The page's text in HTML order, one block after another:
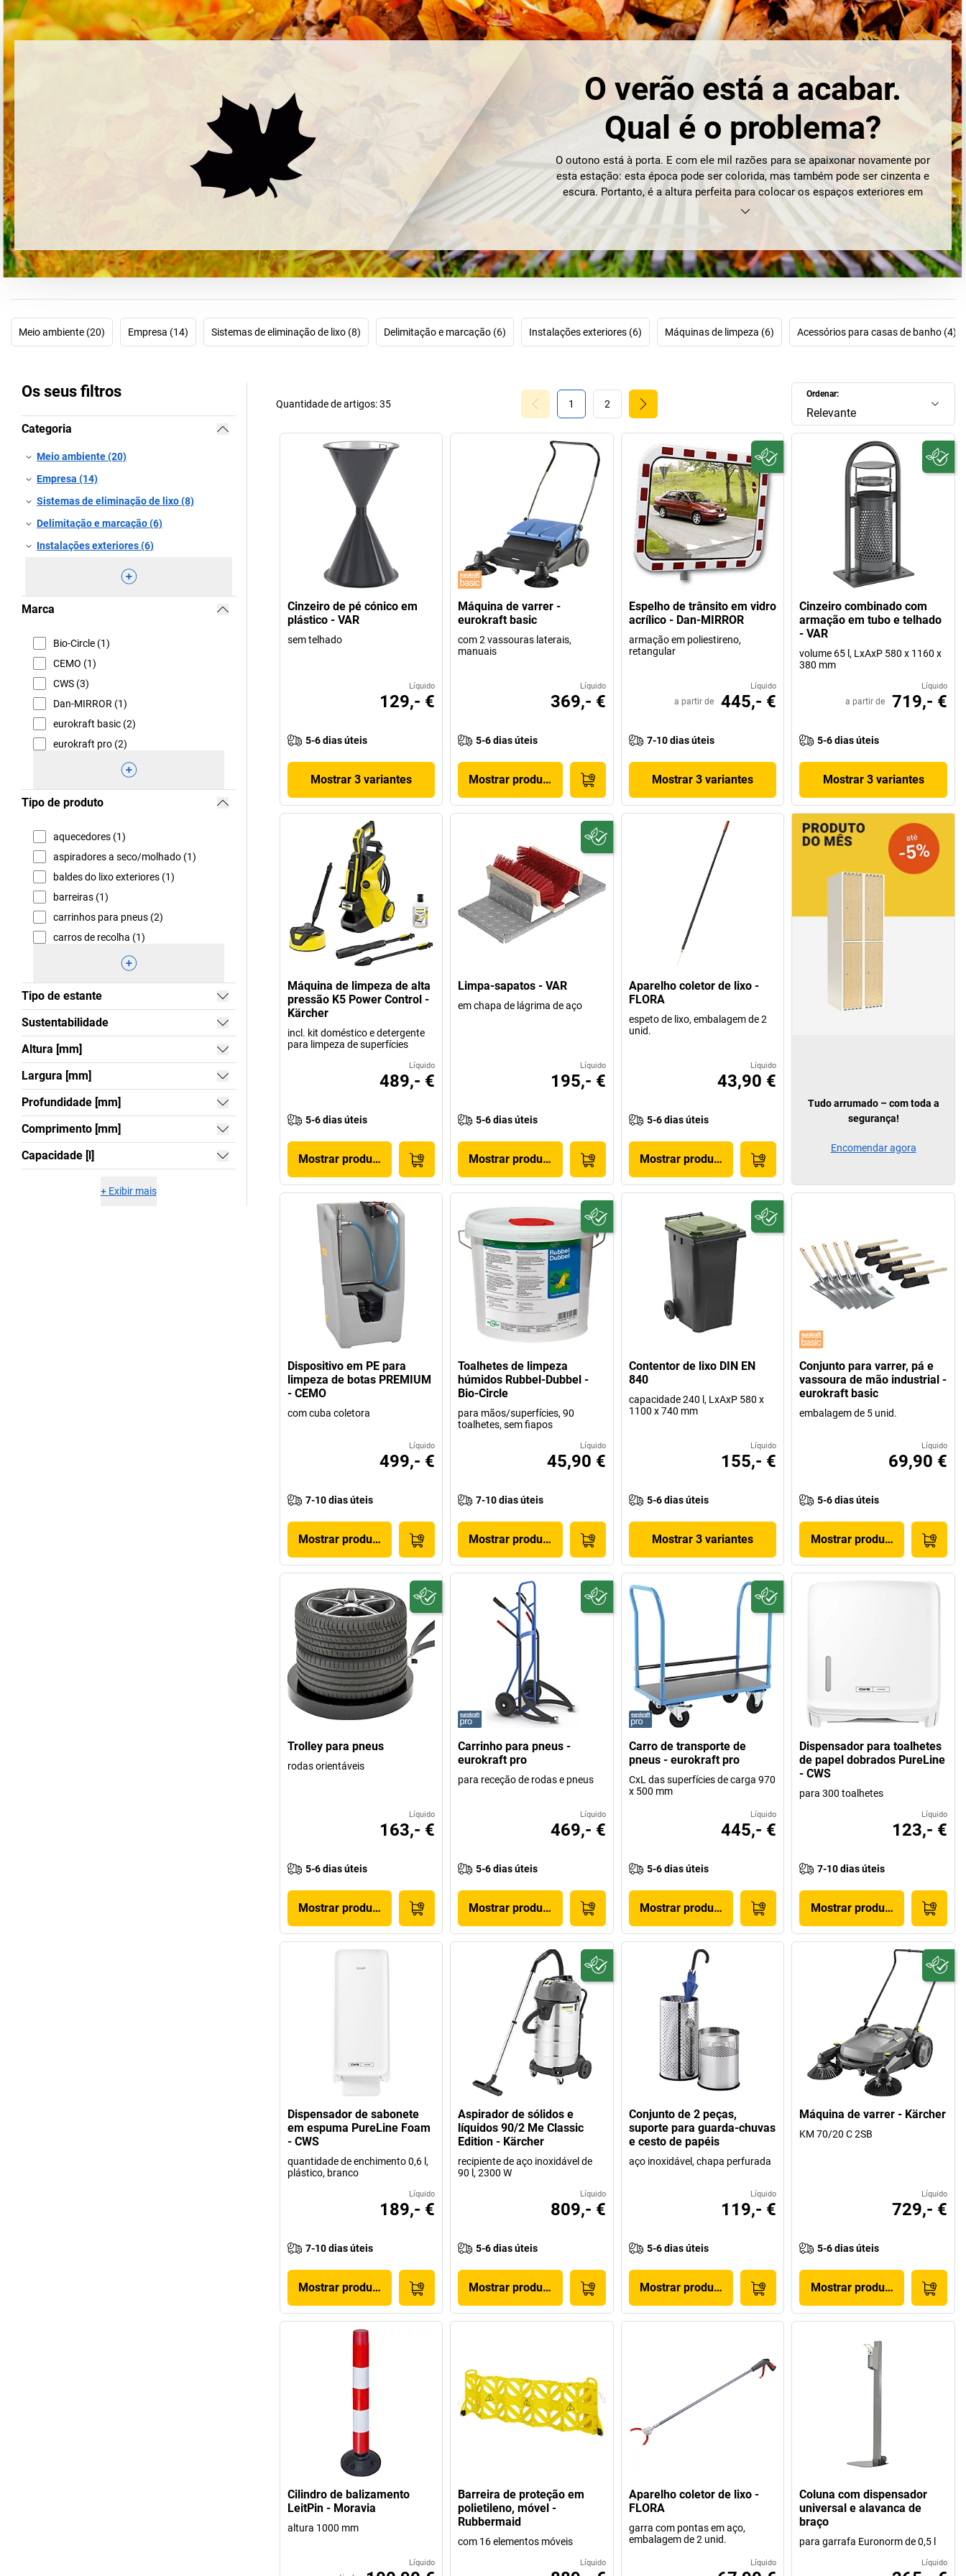
O verão está a acabar.
Qual é o problema?
O outono está à porta. E com ele mil razões para se apaixonar novamente por
esta estação: esta época pode ser colorida, mas também pode ser cinzenta e
escura. Portanto, é a altura perfeita para colocar os espaços exteriores em
hibernação e refrescar espaços interiores, incluindo cantos e peças
pequenas. Comece a trabalhar no projeto “O fascínio do outono” – funciona!
Meio ambiente (20) Empresa (14) Sistemas de eliminação de lixo (8) Delimitação e marcação (6) Instalações exteriores (6) Máquinas de limpeza (6) Acessórios para casas de banho (4)
Os seus filtros
Categoria
Meio ambiente (20)
Empresa (14)
Sistemas de eliminação de lixo (8)
Delimitação e marcação (6)
Instalações exteriores (6)
Marca
Bio-Circle (1)
CEMO (1)
CWS (3)
Dan-MIRROR (1)
eurokraft basic (2)
eurokraft pro (2)
Tipo de produto
aquecedores (1)
aspiradores a seco/molhado (1)
baldes do lixo exteriores (1)
barreiras (1)
carrinhos para pneus (2)
carros de recolha (1)
Tipo de estante
Sustentabilidade
Altura [mm]
Largura [mm]
Profundidade [mm]
Comprimento [mm]
Capacidade [l]
+ Exibir mais
Ordenar:
Relevante
1 2
Quantidade de artigos:35
Cinzeiro de pé cónico em
plástico - VAR
sem telhado
Líquido
129,- €
5-6 dias úteis
Mostrar 3 variantes
Máquina de varrer -
eurokraft basic
com 2 vassouras laterais,
manuais
Líquido
369,- €
5-6 dias úteis
Mostrar produto
Espelho de trânsito em vidro
acrílico - Dan-MIRROR
armação em poliestireno,
retangular
Líquido
a partir de 445,- €
7-10 dias úteis
Mostrar 3 variantes
Cinzeiro combinado com
armação em tubo e telhado
- VAR
volume 65 l, LxAxP 580 x 1160 x
380 mm
Líquido
a partir de 719,- €
5-6 dias úteis
Mostrar 3 variantes
Máquina de limpeza de alta
pressão K5 Power Control -
Kärcher
incl. kit doméstico e detergente
para limpeza de superfícies
Líquido
489,- €
5-6 dias úteis
Mostrar produto
Limpa-sapatos - VAR
em chapa de lágrima de aço
Líquido
195,- €
5-6 dias úteis
Mostrar produto
Aparelho coletor de lixo -
FLORA
espeto de lixo, embalagem de 2
unid.
Líquido
43,90 €
5-6 dias úteis
Mostrar produto
Dispositivo em PE para
limpeza de botas PREMIUM
- CEMO
com cuba coletora
Líquido
499,- €
7-10 dias úteis
Mostrar produto
Toalhetes de limpeza
húmidos Rubbel-Dubbel -
Bio-Circle
para mãos/superfícies, 90
toalhetes, sem fiapos
Líquido
45,90 €
7-10 dias úteis
Mostrar produto
Contentor de lixo DIN EN
840
capacidade 240 l, LxAxP 580 x
1100 x 740 mm
Líquido
155,- €
5-6 dias úteis
Mostrar 3 variantes
Conjunto para varrer, pá e
vassoura de mão industrial -
eurokraft basic
embalagem de 5 unid.
Líquido
69,90 €
5-6 dias úteis
Mostrar produto
Trolley para pneus
rodas orientáveis
Líquido
163,- €
5-6 dias úteis
Mostrar produto
Carrinho para pneus -
eurokraft pro
para receção de rodas e pneus
Líquido
469,- €
5-6 dias úteis
Mostrar produto
Carro de transporte de
pneus - eurokraft pro
CxL das superfícies de carga 970
x 500 mm
Líquido
445,- €
5-6 dias úteis
Mostrar produto
Dispensador para toalhetes
de papel dobrados PureLine
- CWS
para 300 toalhetes
Líquido
123,- €
7-10 dias úteis
Mostrar produto
Dispensador de sabonete
em espuma PureLine Foam
- CWS
quantidade de enchimento 0,6 l,
plástico, branco
Líquido
189,- €
7-10 dias úteis
Mostrar produto
Aspirador de sólidos e
líquidos 90/2 Me Classic
Edition - Kärcher
recipiente de aço inoxidável de
90 l, 2300 W
Líquido
809,- €
5-6 dias úteis
Mostrar produto
Conjunto de 2 peças,
suporte para guarda-chuvas
e cesto de papéis
aço inoxidável, chapa perfurada
Líquido
119,- €
5-6 dias úteis
Mostrar produto
Máquina de varrer - Kärcher
KM 70/20 C 2SB
Líquido
729,- €
5-6 dias úteis
Mostrar produto
Cilindro de balizamento
LeitPin - Moravia
altura 1000 mm
Líquido
Barreira de proteção em
polietileno, móvel -
Rubbermaid
com 16 elementos móveis
Líquido
Aparelho coletor de lixo -
FLORA
garra com pontas em aço,
embalagem de 2 unid.
Líquido
Coluna com dispensador
universal e alavanca de
braço
para garrafa Euronorm de 0,5 l
Líquido
Tudo arrumado – com toda a
segurança!
Encomendar agora